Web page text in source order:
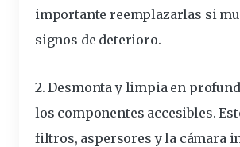
importante reemplazarlas si
signos de deterioro.
2. Desmonta y limpia en
los componentes accesibles.
filtros, aspersores y la cámara